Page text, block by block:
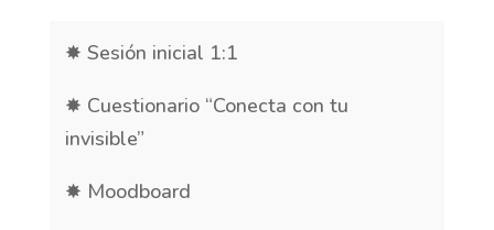
✸ Sesión inicial 1:1
✸ Cuestionario “Conecta con tu
invisible”
✸ Moodboard